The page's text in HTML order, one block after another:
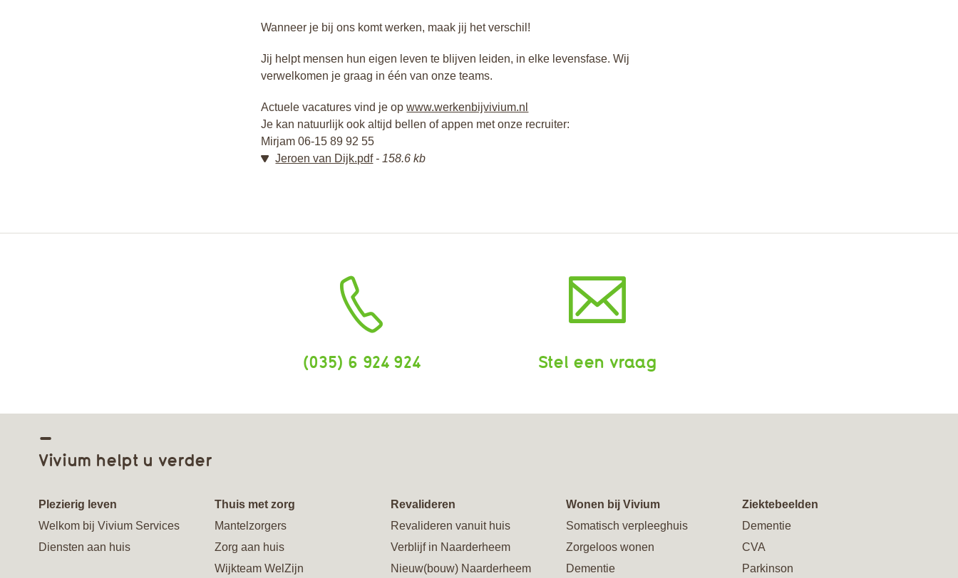
Wanneer je bij ons komt werken, maak jij het verschil!
Jij helpt mensen hun eigen leven te blijven leiden, in elke levensfase. Wij
verwelkomen je graag in één van onze teams.
Actuele vacatures vind je opwww.werkenbijvivium.nl
Je kan natuurlijk ook altijd bellen of appen met onze recruiter:
Mirjam 06-15 89 92 55
Jeroen van Dijk.pdf
158.6 kb
(035) 6 924 924 Stel een vraag
Vivium helpt u verder
Plezierig leven
Welkom bij Vivium Services
Diensten aan huis
Thuis met zorg
Mantelzorgers
Zorg aan huis
Wijkteam WelZijn
Revalideren
Revalideren vanuit huis
Verblijf in Naarderheem
Nieuw(bouw) Naarderheem
Wonen bij Vivium
Somatisch verpleeghuis
Zorgeloos wonen
Dementie
Ziektebeelden
Dementie
CVA
Parkinson